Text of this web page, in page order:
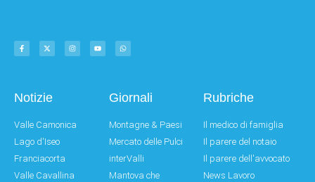
Notizie
Valle Camonica
Lago d'Iseo
Franciacorta
Valle Cavallina
Giornali
Montagne & Paesi
Mercato delle Pulci
interValli
Mantova che
Rubriche
Il medico di famiglia
Il parere del notaio
Il parere dell'avvocato
News Lavoro